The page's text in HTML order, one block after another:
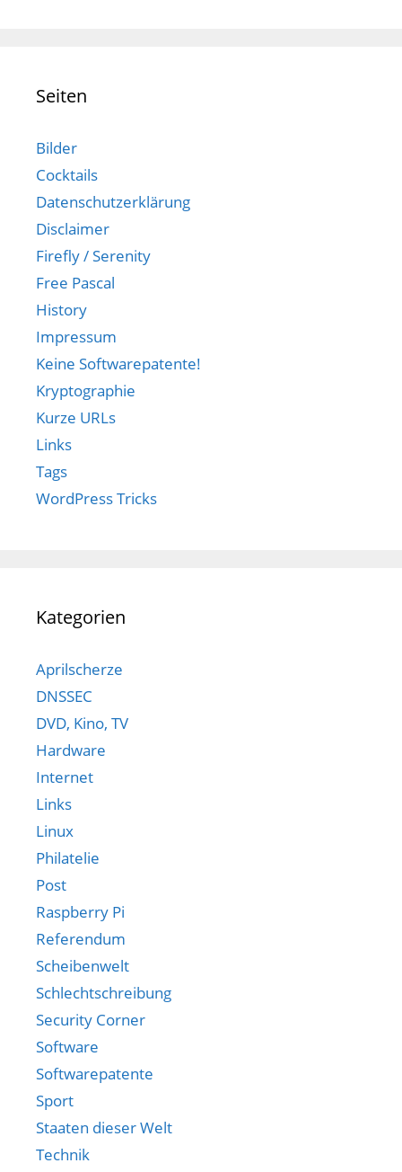
Seiten
Bilder
Cocktails
Datenschutzerklärung
Disclaimer
Firefly / Serenity
Free Pascal
History
Impressum
Keine Softwarepatente!
Kryptographie
Kurze URLs
Links
Tags
WordPress Tricks
Kategorien
Aprilscherze
DNSSEC
DVD, Kino, TV
Hardware
Internet
Links
Linux
Philatelie
Post
Raspberry Pi
Referendum
Scheibenwelt
Schlechtschreibung
Security Corner
Software
Softwarepatente
Sport
Staaten dieser Welt
Technik